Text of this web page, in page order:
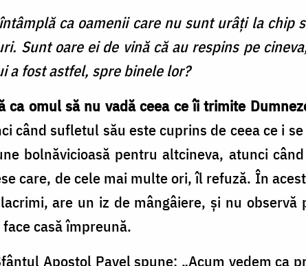
ca oamenii care nu sunt urâţi la chip
Sunt oare ei de vină că au respins pe
a fost astfel, spre binele lor?
ca omul să nu vadă ceea ce îi trimite
când sufletul său este cuprins de ceea ce i
bolnăvicioasă pentru altcineva, atunci
care, de cele mai multe ori, îl refuză. În
are un iz de mângâiere, şi nu
casă împreună.
Apostol Pavel spune: „Acum vedem ca